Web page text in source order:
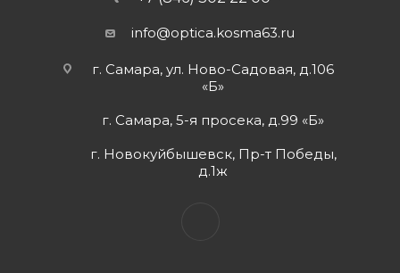
info@optica.kosma63.ru
г. Самара, ул. Ново-Садовая, д.106
«Б»
г. Самара, 5-я просека, д.99 «Б»
г. Новокуйбышевск, Пр-т Победы,
д.1ж